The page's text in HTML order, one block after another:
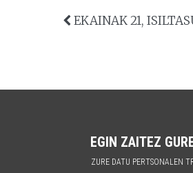
EKAINAK 21,
EGIN ZAITEZ
ZURE DATU PERTSONALEN